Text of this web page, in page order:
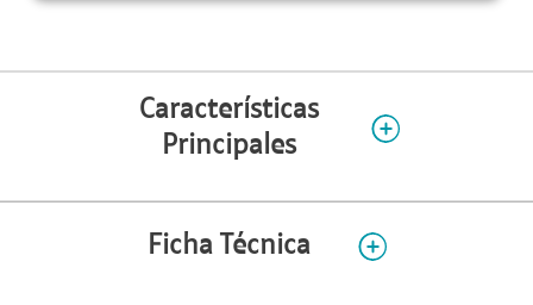
Características
Principales
Ficha Técnica